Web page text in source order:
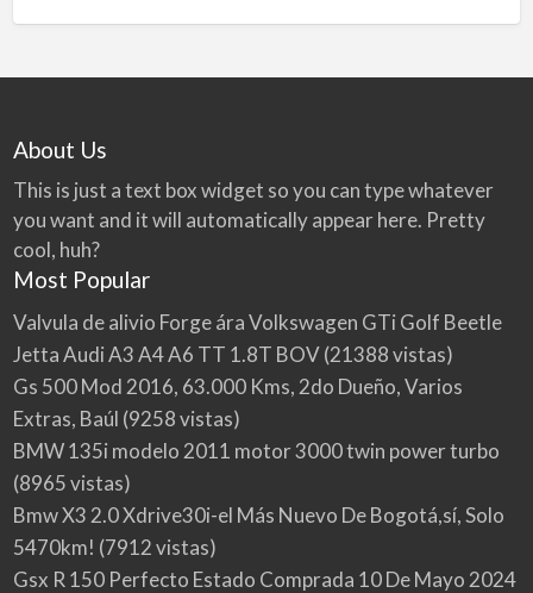
About Us
This is just a text box widget so you can type whatever
you want and it will automatically appear here. Pretty
cool, huh?
Most Popular
Valvula de alivio Forge ára Volkswagen GTi Golf Beetle
Jetta Audi A3 A4 A6 TT 1.8T BOV(21388 vistas)
Gs 500 Mod 2016, 63.000 Kms, 2do Dueño, Varios
Extras, Baúl (9258 vistas)
BMW 135i modelo 2011 motor 3000 twin power turbo
(8965 vistas)
Bmw X3 2.0 Xdrive30i-el Más Nuevo De Bogotá,sí, Solo
5470km! (7912 vistas)
Gsx R 150 Perfecto Estado Comprada 10 De Mayo 2024